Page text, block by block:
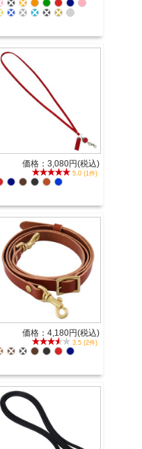
価格：3,080円(税込)
5.0 (1件)
価格：4,180円(税込)
3.5 (2件)